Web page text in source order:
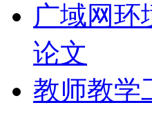
广域网环
论文
教师教学